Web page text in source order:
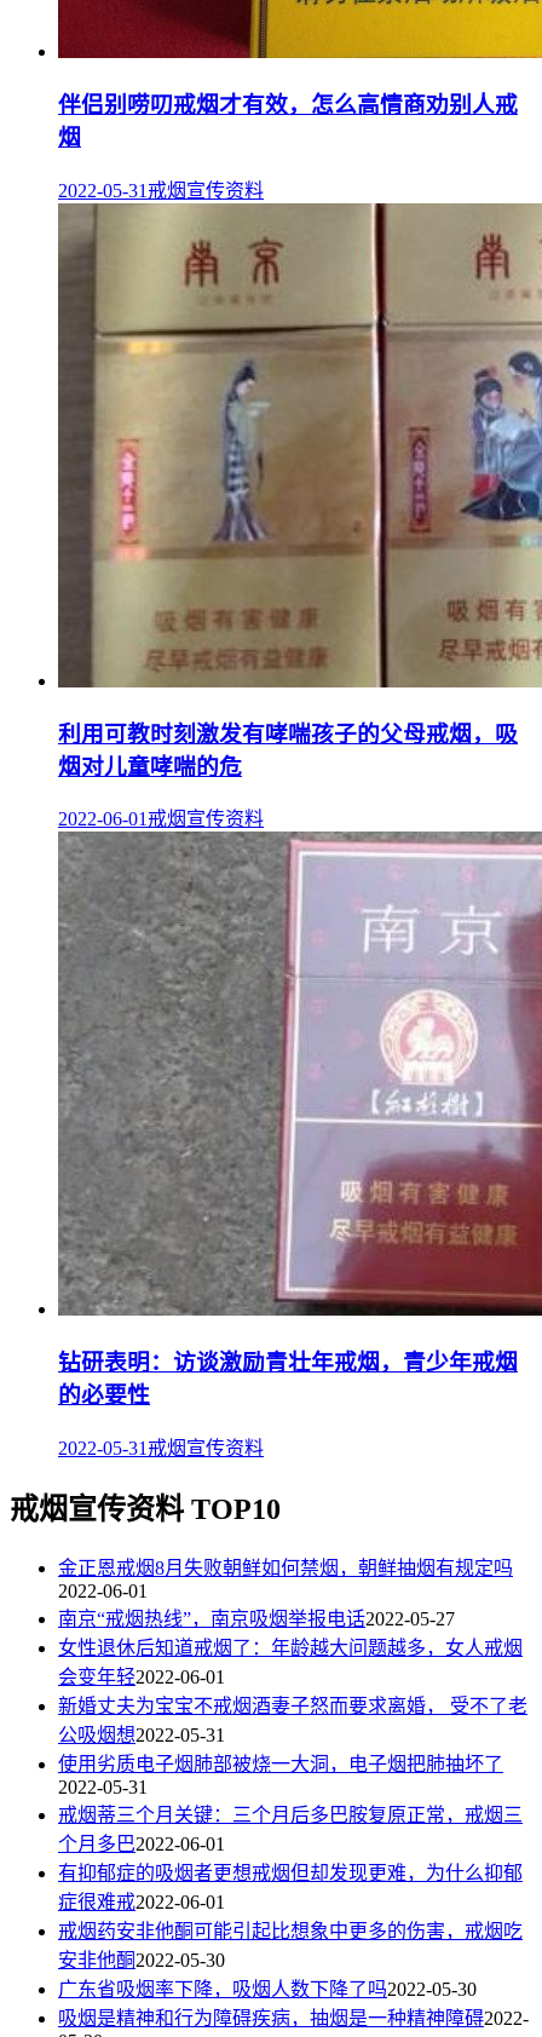
伴侣别唠叨戒烟才有效，怎么高情商劝别人戒
烟
2022-05-31 戒烟宣传资料
利用可教时刻激发有哮喘孩子的父母戒烟，吸
烟对儿童哮喘的危
2022-06-01 戒烟宣传资料
钻研表明：访谈激励青壮年戒烟，青少年戒烟
的必要性
2022-05-31 戒烟宣传资料
戒烟宣传资料 TOP10
金正恩戒烟8月失败朝鲜如何禁烟，朝鲜抽烟有规定吗
2022-06-01
南京“戒烟热线”，南京吸烟举报电话2022-05-27
女性退休后知道戒烟了：年龄越大问题越多，女人戒烟
会变年轻2022-06-01
新婚丈夫为宝宝不戒烟酒妻子怒而要求离婚， 受不了老
公吸烟想2022-05-31
使用劣质电子烟肺部被烧一大洞，电子烟把肺抽坏了
2022-05-31
戒烟蒂三个月关键：三个月后多巴胺复原正常，戒烟三
个月多巴2022-06-01
有抑郁症的吸烟者更想戒烟但却发现更难，为什么抑郁
症很难戒2022-06-01
戒烟药安非他酮可能引起比想象中更多的伤害，戒烟吃
安非他酮2022-05-30
广东省吸烟率下降，吸烟人数下降了吗2022-05-30
吸烟是精神和行为障碍疾病，抽烟是一种精神障碍2022-